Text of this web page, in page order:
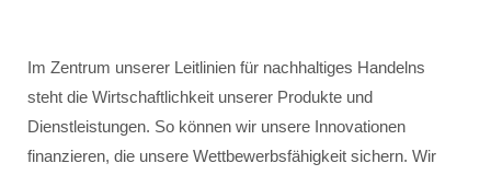
Im Zentrum unserer Leitlinien für nachhaltiges Handelns
steht die Wirtschaftlichkeit unserer Produkte und
Dienstleistungen. So können wir unsere Innovationen
finanzieren, die unsere Wettbewerbsfähigkeit sichern. Wir